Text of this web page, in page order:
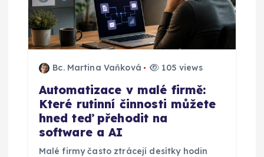
Bc. Martina Vaňková 105 views
Automatizace v malé firmě:
Které rutinní činnosti můžete
hned teď přehodit na
software a AI
Malé firmy často ztrácejí desítky hodin